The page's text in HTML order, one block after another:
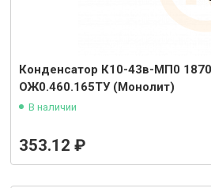
Конденсатор К10-43в-МП0
ОЖ0.460.165ТУ (Монолит)
В наличии
353.12 ₽